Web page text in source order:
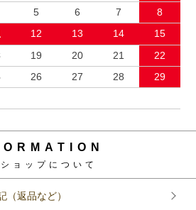
5 6 7
8
12 13 14
15
19 20 21
22
26 27 28
29
ョップについて
（返品など）